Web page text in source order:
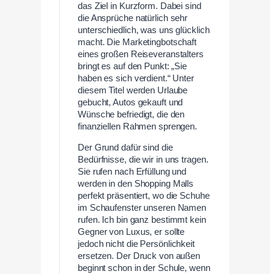
das Ziel in Kurzform. Dabei sind
die Ansprüche natürlich sehr
unterschiedlich, was uns glücklich
macht. Die Marketingbotschaft
eines großen Reiseveranstalters
bringt es auf den Punkt: „Sie
haben es sich verdient.“ Unter
diesem Titel werden Urlaube
gebucht, Autos gekauft und
Wünsche befriedigt, die den
finanziellen Rahmen sprengen.
Der Grund dafür sind die
Bedürfnisse, die wir in uns tragen.
Sie rufen nach Erfüllung und
werden in den Shopping Malls
perfekt präsentiert, wo die Schuhe
im Schaufenster unseren Namen
rufen. Ich bin ganz bestimmt kein
Gegner von Luxus, er sollte
jedoch nicht die Persönlichkeit
ersetzen. Der Druck von außen
beginnt schon in der Schule, wenn